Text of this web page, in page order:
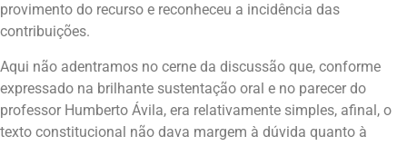
provimento do recurso e reconheceu a incidência das
contribuições.
Aqui não adentramos no cerne da discussão que, conforme
expressado na brilhante sustentação oral e no parecer do
professor Humberto Ávila, era relativamente simples, afinal, o
texto constitucional não dava margem à dúvida quanto à